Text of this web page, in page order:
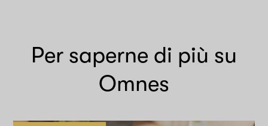
Per saperne di più su
Omnes